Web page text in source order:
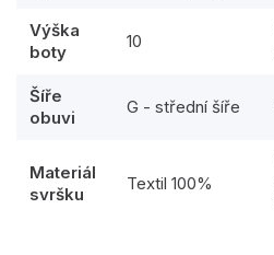
Výška
boty
10
Šíře
obuvi
G - střední šíře
Materiál
svršku
Textil 100%